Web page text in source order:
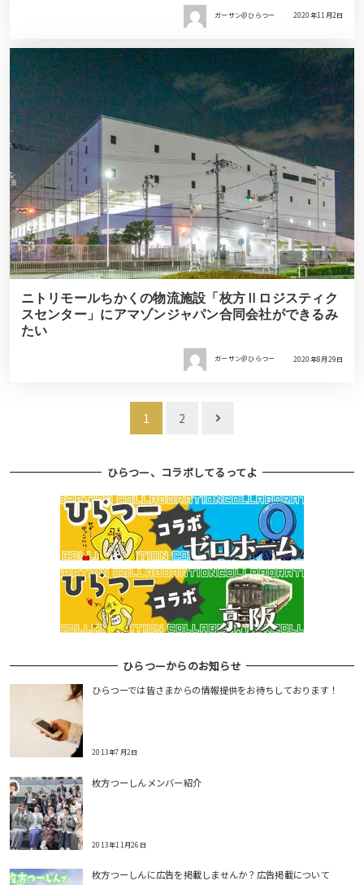
ガーサン＠ひらつー 2020年11月2日
ニトリモールちかくの物流施設「枚方Ⅱロジスティク
スセンター」にアマゾンジャパン合同会社ができるみ
たい
ガーサン＠ひらつー 2020年8月29日
ビ
1 2
ひらつー、コラボしてるってよ
ひらつーからのお知らせ
ひらつーでは皆さまからの情報提供をお待ちしております！
2013年7月2日
枚方つーしんメンバー紹介
2013年11月26日
枚方つーしんに広告を掲載しませんか？広告掲載について